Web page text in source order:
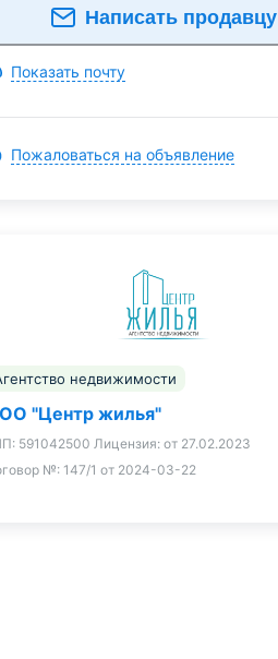
Написать продавцу
Показать почту
Пожаловаться на объявление
недвижимости
"Центр жилья"
591042500 Лицензия: от 27.02.2023
№: 147/1 от 2024-03-22